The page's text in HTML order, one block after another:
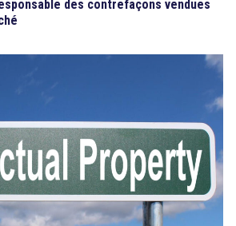
des contrefaçons vendues